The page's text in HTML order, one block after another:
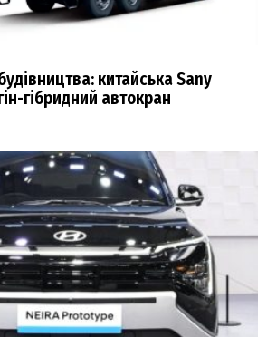
китайська Sany
гібридний автокран